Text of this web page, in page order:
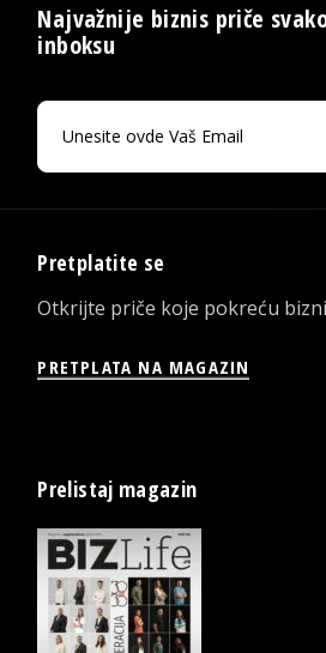
Najvažnije biznis priče
inboksu
Pretplatite se
Otkrijte priče koje pokreću
PRETPLATA NA MAGAZIN
Prelistaj magazin